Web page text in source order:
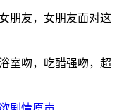
朋友，女朋友面对这
室吻，吃醋强吻，超